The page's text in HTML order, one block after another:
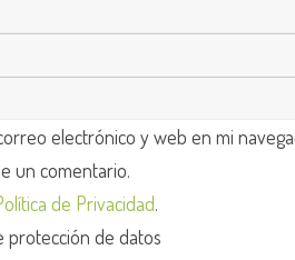
electrónico y web en mi
un comentario.
de Privacidad.
protección de datos